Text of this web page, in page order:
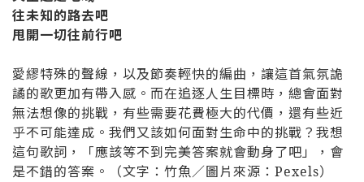
往未知的路去吧
甩開一切往前行吧
愛繆特殊的聲線，以及節奏輕快的編曲，讓這首氣氛詭
譎的歌更加有帶入感。而在追逐人生目標時，總會面對
無法想像的挑戰，有些需要花費極大的代價，還有些近
乎不可能達成。我們又該如何面對生命中的挑戰？我想
這句歌詞，「應該等不到完美答案就會動身了吧」，會
是不錯的答案。（文字：竹魚／圖片來源：Pexels）